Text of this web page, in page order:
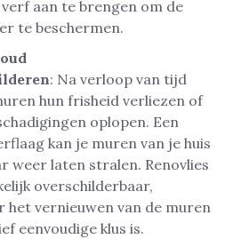
aan te brengen om de
te beschermen.
: Na verloop van tijd
hun frisheid verliezen of
oplopen. Een
kan je muren van je huis
weer laten stralen. Renovlies
overschilderbaar,
het vernieuwen van de muren
eenvoudige klus is.